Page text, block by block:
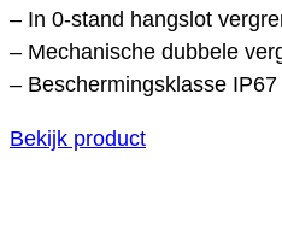
– In 0-stand hangslot
– Mechanische dubbele
– Beschermingsklasse IP67
Bekijk product